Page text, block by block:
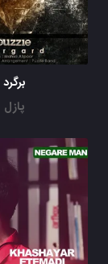
برگرد
پازل